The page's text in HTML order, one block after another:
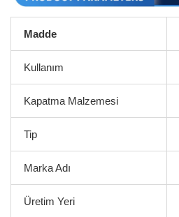
Madde
Kullanım
Kapatma Malzemesi
Tip
Marka Adı
Üretim Yeri